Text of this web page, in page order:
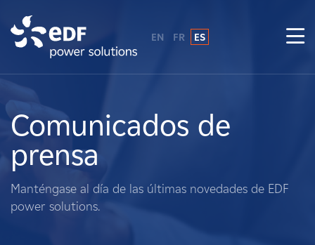
Sobre nosotros
Qué hacemos
Terratenientes
EN FR ES
Comunicados de
prensa
Manténgase al día de las últimas novedades de EDF
power solutions.